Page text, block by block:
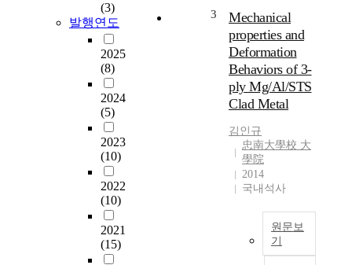
(3)
발행연도
2025
(8)
2024
(5)
2023
(10)
2022
(10)
2021
(15)
3
Mechanical
properties and
Deformation
Behaviors of 3-
ply Mg/Al/STS
Clad Metal
김인규
忠南大學校 大
學院
2014
국내석사
원문보
기